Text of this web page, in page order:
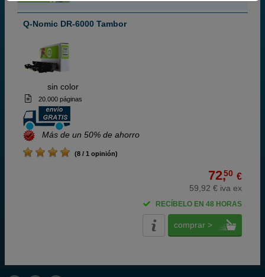
Q-Nomic DR-6000 Tambor
sin color
20.000 páginas
Más de un 50% de ahorro
(8 / 1 opinión)
72,50 €
59,92 € iva ex
RECÍBELO EN 48 HORAS
comprar >